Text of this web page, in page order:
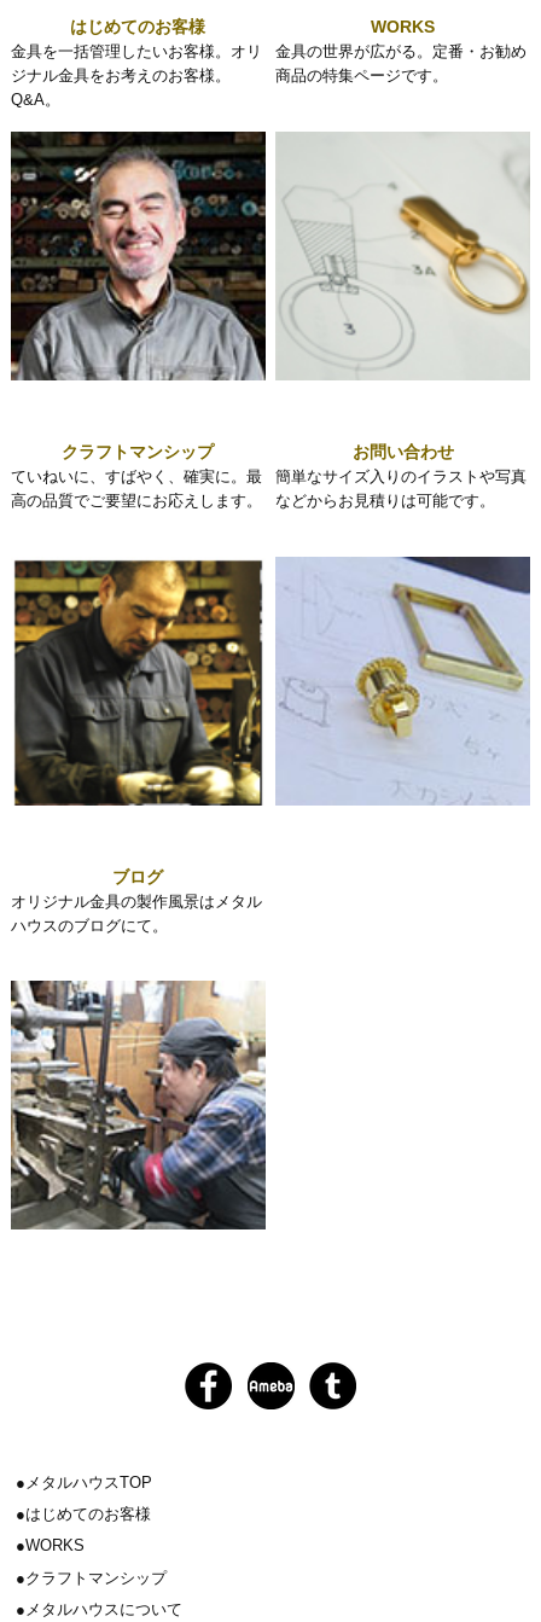
はじめてのお客様
金具を一括管理したいお客様。オリ
ジナル金具をお考えのお客様。
Q&A。
WORKS
金具の世界が広がる。定番・お勧め
商品の特集ページです。
クラフトマンシップ
ていねいに、すばやく、確実に。最
高の品質でご要望にお応えします。
お問い合わせ
簡単なサイズ入りのイラストや写真
などからお見積りは可能です。
ブログ
オリジナル金具の製作風景はメタル
ハウスのブログにて。
メタルハウスTOP
はじめてのお客様
WORKS
クラフトマンシップ
メタルハウスについて